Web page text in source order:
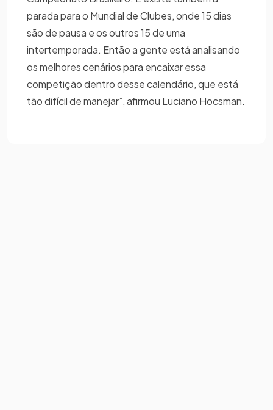
parada para o Mundial de Clubes, onde 15 dias
são de pausa e os outros 15 de uma
intertemporada. Então a gente está analisando
os melhores cenários para encaixar essa
competição dentro desse calendário, que está
tão difícil de manejar”, afirmou Luciano Hocsman.